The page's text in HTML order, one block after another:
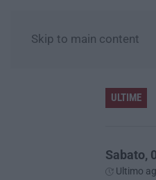
Skip to main content
ULTIME
“Carenze informative” e procedure spesso “saltate”. Le criticità della legislazione regionale nel 2025
Sabato,
Ultimo